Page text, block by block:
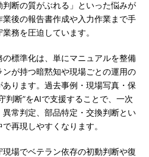
断の質がぶれる」といった悩みが
後の報告書作成や入力作業まで手
務を圧迫しています。
標準化は、単にマニュアルを整備
が持つ暗黙知や現場ごとの運用の
ります。過去事例・現場写真・保
判断”をAIで支援することで、一次
常判定、部品特定・交換判断とい
再現しやすくなります。
場でベテラン依存の初動判断や復